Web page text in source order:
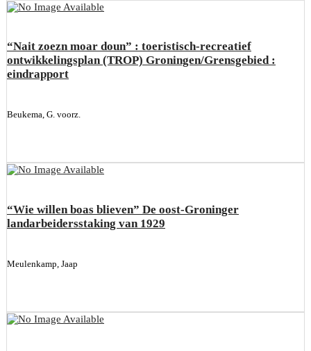
“Nait zoezn moar doun” : toeristisch-recreatief
ontwikkelingsplan (TROP) Groningen/Grensgebied :
eindrapport
Beukema, G. voorz.
“Wie willen boas blieven” De oost-Groninger
landarbeidersstaking van 1929
Meulenkamp, Jaap